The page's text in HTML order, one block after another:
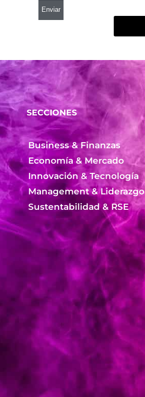
SECCIONES
Business & Finanzas
Economía & Mercado
Innovación & Tecnología
Management & Liderazgo
Sustentabilidad & RSE